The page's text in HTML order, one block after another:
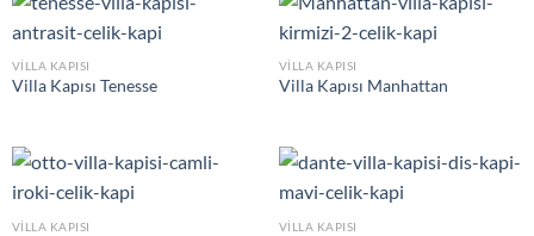
VILLA KAPISI
Villa Kapısı Tenesse
VILLA KAPISI
Villa Kapısı Manhattan
VILLA KAPISI VILLA KAPISI